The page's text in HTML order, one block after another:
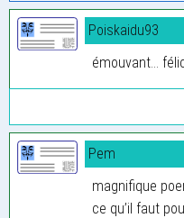
Poiskaidu93
émouvant...
Pem
magnifique
ce qu’il faut